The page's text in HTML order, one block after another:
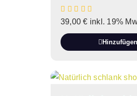
39,00€ inkl. 19%
Hinzufügen